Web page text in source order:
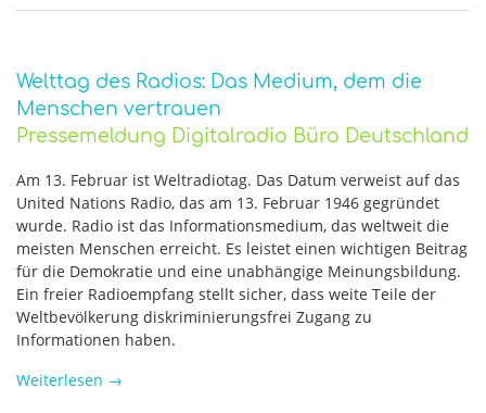
Welttag des Radios: Das Medium, dem die
Menschen vertrauen
Pressemeldung Digitalradio Büro Deutschland
Am 13. Februar ist Weltradiotag. Das Datum verweist auf das
United Nations Radio, das am 13. Februar 1946 gegründet
wurde. Radio ist das Informationsmedium, das weltweit die
meisten Menschen erreicht. Es leistet einen wichtigen Beitrag
für die Demokratie und eine unabhängige Meinungsbildung.
Ein freier Radioempfang stellt sicher, dass weite Teile der
Weltbevölkerung diskriminierungsfrei Zugang zu
Informationen haben.
Weiterlesen →